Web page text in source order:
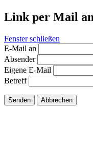
Link per Mail
Fenster schließen
E-Mail an
Absender
Eigene E-Mail
Betreff
Senden Abbrechen